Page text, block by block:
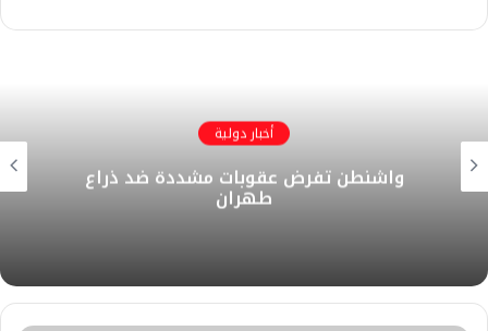
أخبار دولية
واشنطن تفرض عقوبات مشددة ضد ذراع
طهران